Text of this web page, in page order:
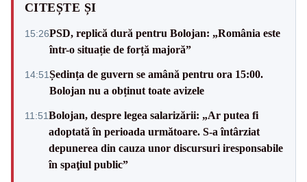
CITEȘTE ȘI
15:26PSD, replică dură pentru Bolojan: „România este
într-o situație de forță majoră”
14:51Ședința de guvern se amână pentru ora 15:00.
Bolojan nu a obținut toate avizele
11:51Bolojan, despre legea salarizării: „Ar putea fi
adoptată în perioada următoare. S-a întârziat
depunerea din cauza unor discursuri iresponsabile
în spaţiul public”